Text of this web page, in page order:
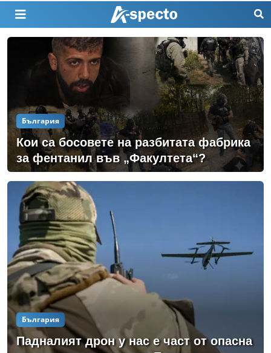
България
Падналият дрон у нас е част от опасна
България
Кои са босовете на разбитата фабрика
за фентанил във „Факултета“?